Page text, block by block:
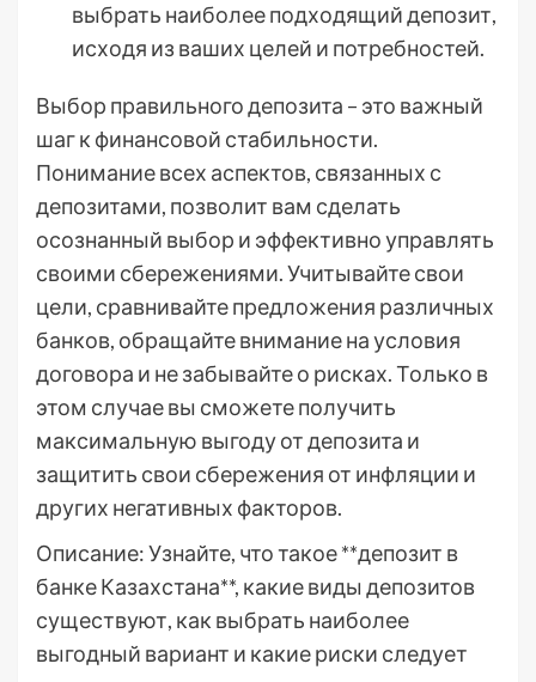
выбрать наиболее подходящий депозит,
исходя из ваших целей и потребностей.
Выбор правильного депозита – это важный
шаг к финансовой стабильности.
Понимание всех аспектов, связанных с
депозитами, позволит вам сделать
осознанный выбор и эффективно управлять
своими сбережениями. Учитывайте свои
цели, сравнивайте предложения различных
банков, обращайте внимание на условия
договора и не забывайте о рисках. Только в
этом случае вы сможете получить
максимальную выгоду от депозита и
защитить свои сбережения от инфляции и
других негативных факторов.
Описание: Узнайте, что такое **депозит в
банке Казахстана**, какие виды депозитов
существуют, как выбрать наиболее
выгодный вариант и какие риски следует